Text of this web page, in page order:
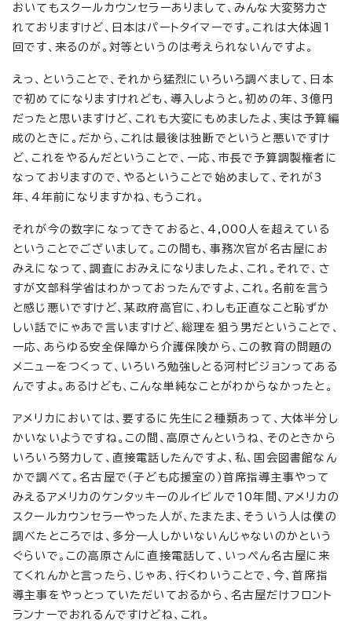
おいてもスクールカウンセラーありまして、みんな大変努力さ
れておりますけど、日本はパートタイマーです。これは大体週1
回です、来るのが。対等というのは考えられないんですよ。
えっ、ということで、それから猛烈にいろいろ調べまして、日本
で初めてになりますけれども、導入しようと。初めの年、3億円
だったと思いますけど、これも大変にもめましたよ、実は予算編
成のときに。だから、これは最後は独断でというと悪いですけ
ど、これをやるんだということで、一応、市長で予算調製権者に
なっておりますので、やるということで始めまして、それが3
年、4年前になりますかね、もうこれ。
それが今の数字になってきておると、4,000人を超えている
ということでございまして。この間も、事務次官が名古屋にお
みえになって、調査におみえになりましたよ、これ。それで、さ
すが文部科学省はわかっておったんですよ、これ。名前を言う
と感じ悪いですけど、某政府高官に、わしも正直なこと恥ずか
しい話でにゃあで言いますけど、総理を狙う男だということで、
一応、あらゆる安全保障から介護保険から、この教育の問題の
メニューをつくって、いろいろ勉強しとる河村ビジョンってある
んですよ。あるけども、こんな単純なことがわからなかったと。
アメリカにおいては、要するに先生に2種類あって、大体半分し
かいないようですね。この間、高原さんというね、そのときから
いろいろ努力して、直接電話したんですよ、私、国会図書館なん
かで調べて。名古屋で（子ども応援室の）首席指導主事やって
みえるアメリカのケンタッキーのルイビルで10年間、アメリカの
スクールカウンセラーやった人が、たまたま、そういう人は僕の
調べたところでは、多分一人しかいないんじゃないのかという
ぐらいで。この高原さんに直接電話して、いっぺん名古屋に来
てくれんかと言ったら、じゃあ、行くわいうことで、今、首席指
導主事をやっとっていただいておるから、名古屋だけフロント
ランナーでおれるんですけどね、これ。